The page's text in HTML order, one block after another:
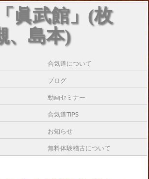
眞武館」(枚
、島本)
合気道について
ブログ
動画セミナー
合気道TIPS
お知らせ
無料体験稽古について